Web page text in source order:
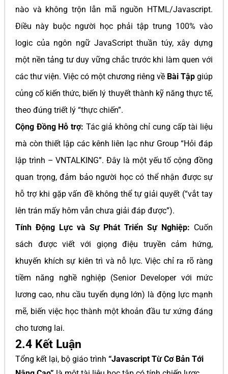
nào và không trộn lẫn mã nguồn HTML/Javascript.
Điều này buộc người học phải tập trung 100% vào
logic của ngôn ngữ JavaScript thuần túy, xây dựng
một nền tảng tư duy vững chắc trước khi làm quen với
các thư viện. Việc có một chương riêng về Bài Tập giúp
củng cố kiến thức, biến lý thuyết thành kỹ năng thực tế,
theo đúng triết lý “thực chiến”.
Cộng Đồng Hỗ trợ: Tác giả không chỉ cung cấp tài liệu
mà còn thiết lập các kênh liên lạc như Group “Hỏi đáp
lập trình – VNTALKING”. Đây là một yếu tố cộng đồng
quan trọng, đảm bảo người học có thể nhận được sự
hỗ trợ khi gặp vấn đề không thể tự giải quyết (“vắt tay
lên trán mấy hôm vẫn chưa giải đáp được”).
Tính Động Lực và Sự Phát Triển Sự Nghiệp: Cuốn
sách được viết với giọng điệu truyền cảm hứng,
khuyến khích sự kiên trì và nỗ lực. Việc chỉ ra rõ ràng
tiềm năng nghề nghiệp (Senior Developer với mức
lương cao, nhu cầu tuyển dụng lớn) là động lực mạnh
mẽ, biến việc học thành một khoản đầu tư xứng đáng
cho tương lai.
2.4 Kết Luận
Tổng kết lại, bộ giáo trình “Javascript Từ Cơ Bản Tới